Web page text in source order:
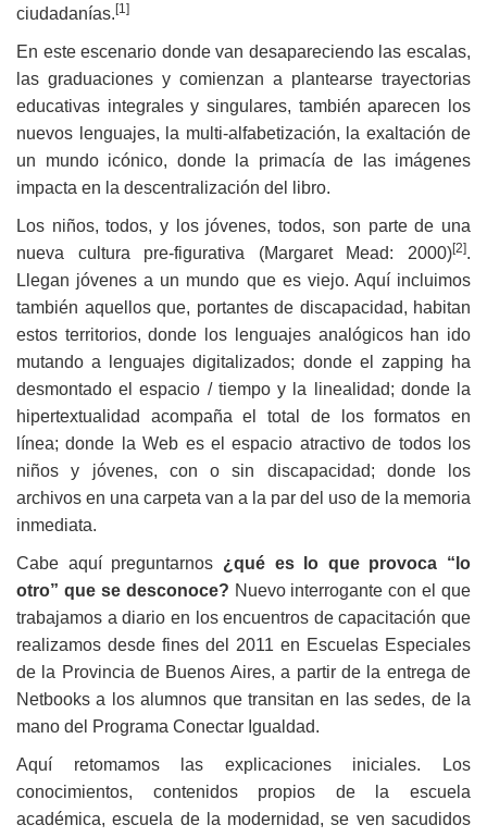
ciudadanías. [1]
En este escenario donde van desapareciendo las escalas,
las graduaciones y comienzan a plantearse trayectorias
educativas integrales y singulares, también aparecen los
nuevos lenguajes, la multi-alfabetización, la exaltación de
un mundo icónico, donde la primacía de las imágenes
impacta en la descentralización del libro.
Los niños, todos, y los jóvenes, todos, son parte de una
nueva cultura pre-figurativa (Margaret Mead: 2000)[2].
Llegan jóvenes a un mundo que es viejo. Aquí incluimos
también aquellos que, portantes de discapacidad, habitan
estos territorios, donde los lenguajes analógicos han ido
mutando a lenguajes digitalizados; donde el zapping ha
desmontado el espacio / tiempo y la linealidad; donde la
hipertextualidad acompaña el total de los formatos en
línea; donde la Web es el espacio atractivo de todos los
niños y jóvenes, con o sin discapacidad; donde los
archivos en una carpeta van a la par del uso de la memoria
inmediata.
Cabe aquí preguntarnos ¿qué es lo que provoca “lo
otro” que se desconoce? Nuevo interrogante con el que
trabajamos a diario en los encuentros de capacitación que
realizamos desde fines del 2011 en Escuelas Especiales
de la Provincia de Buenos Aires, a partir de la entrega de
Netbooks a los alumnos que transitan en las sedes, de la
mano del Programa Conectar Igualdad.
Aquí retomamos las explicaciones iniciales. Los
conocimientos, contenidos propios de la escuela
académica, escuela de la modernidad, se ven sacudidos